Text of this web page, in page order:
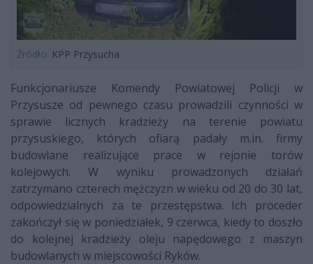
Źródło: KPP Przysucha
Funkcjonariusze Komendy Powiatowej Policji w
Przysusze od pewnego czasu prowadzili czynności w
sprawie licznych kradzieży na terenie powiatu
przysuskiego, których ofiarą padały m.in. firmy
budowlane realizujące prace w rejonie torów
kolejowych. W wyniku prowadzonych działań
zatrzymano czterech mężczyzn w wieku od 20 do 30 lat,
odpowiedzialnych za te przestępstwa. Ich proceder
zakończył się w poniedziałek, 9 czerwca, kiedy to doszło
do kolejnej kradzieży oleju napędowego z maszyn
budowlanych w miejscowości Ryków.